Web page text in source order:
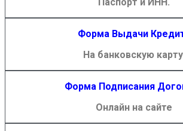
Форма Выдачи
На банковскую
Форма Подписания
Онлайн на сайте